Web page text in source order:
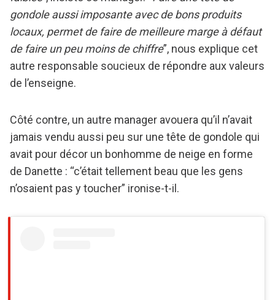
gondole aussi imposante avec de bons produits
locaux, permet de faire de meilleure marge à défaut
de faire un peu moins de chiffre”, nous explique cet
autre responsable soucieux de répondre aux valeurs
de l’enseigne.
Côté contre, un autre manager avouera qu’il n’avait
jamais vendu aussi peu sur une tête de gondole qui
avait pour décor un bonhomme de neige en forme
de Danette : “c’était tellement beau que les gens
n’osaient pas y toucher” ironise-t-il.